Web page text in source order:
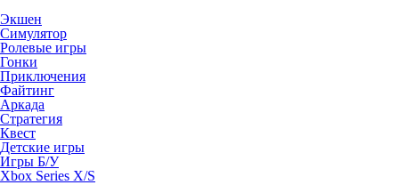
Экшен
Симулятор
Ролевые игры
Гонки
Приключения
Файтинг
Аркада
Стратегия
Квест
Детские игры
Игры Б/У
Xbox Series X/S